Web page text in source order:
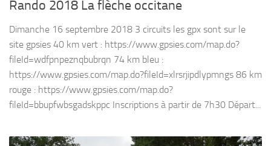
Rando 2018 La flèche occitane
Dimanche 16 septembre 2018 3 circuits les gpx sont sur le
site gpsies 40 km vert : https://www.gpsies.com/map.do?
fileId=wdfpnpeznqbubrqn 74 km bleu :
https://www.gpsies.com/map.do?fileId=xlrsrjipdlypmngs 86 km
rouge : https://www.gpsies.com/map.do?
fileId=bbupfwbsgadskppc Inscriptions à partir de 7h30 Départ...